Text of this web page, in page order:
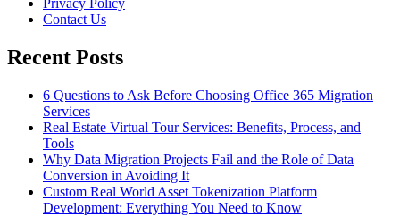
Privacy Policy
Contact Us
Recent Posts
6 Questions to Ask Before Choosing Office 365 Migration
Services
Real Estate Virtual Tour Services: Benefits, Process, and
Tools
Why Data Migration Projects Fail and the Role of Data
Conversion in Avoiding It
Custom Real World Asset Tokenization Platform
Development: Everything You Need to Know